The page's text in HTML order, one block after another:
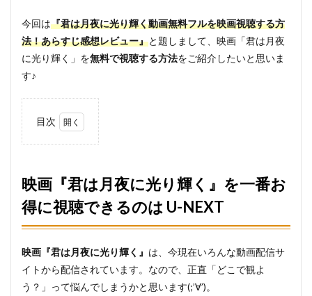
今回は『君は月夜に光り輝く動画無料フルを映画視聴する方
法！あらすじ感想レビュー』と題しまして、映画「君は月夜
に光り輝く」を無料で視聴する方法をご紹介したいと思いま
す♪
目次
は月
夜に
光り
輝
く』
番お
得に
視聴
でき
映画『君は月夜に光り輝く』を一番お
得に視聴できるのは U-NEXT
映画『君は月夜に光り輝く』 は、今現在いろんな動画配信サ
イトから配信されています。なので、正直「どこで観よ
う？」って悩んでしまうかと思います(;’∀’)。